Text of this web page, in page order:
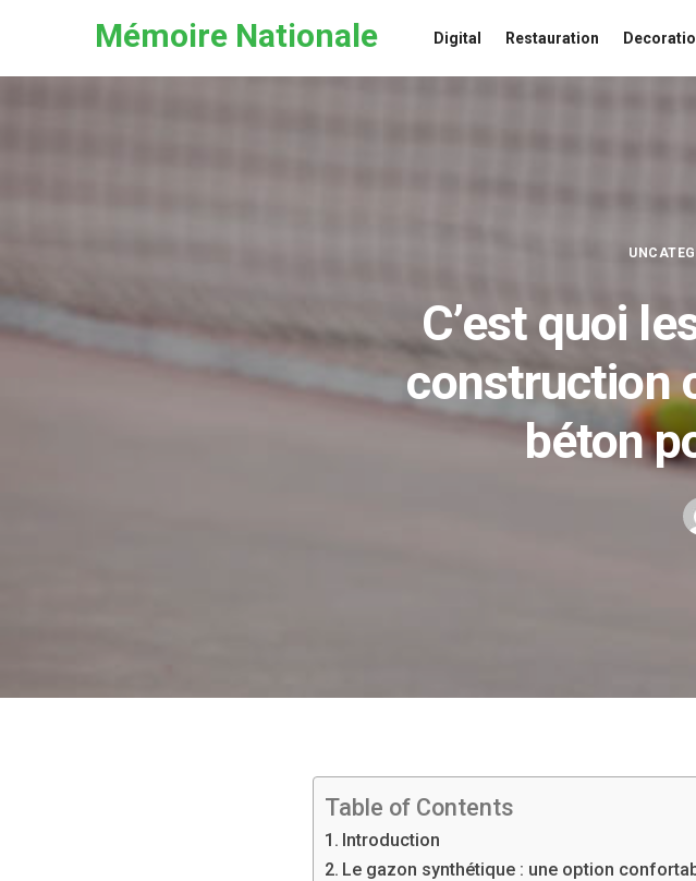
Mémoire Nationale Digital Restauration
C’est quoi
construction
béton
Table of Contents
Introduction
Le gazon synthétique : une option